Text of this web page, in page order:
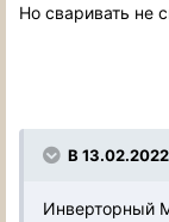
Но сваривать не
В
Инверторный